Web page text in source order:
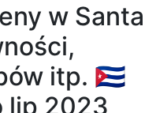
w Santa
itp. 🇨🇺
lip 2023